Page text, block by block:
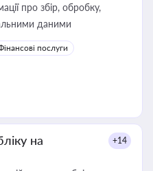
про збір, обробку,
даними
послуги
на
+14